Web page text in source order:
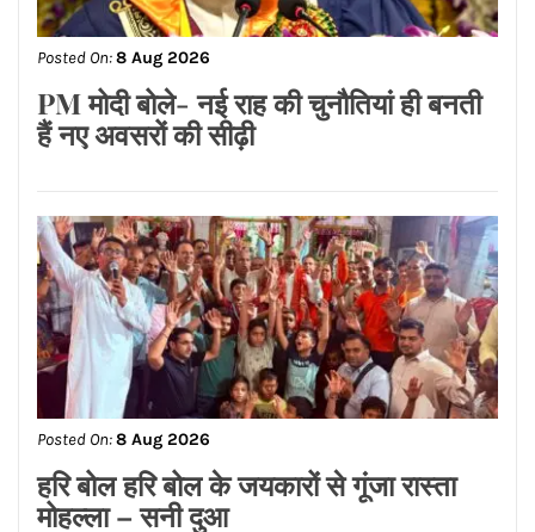
Posted On: 8 Aug 2026
PM मोदी बोले- नई राह की चुनौतियां ही बनती
हैं नए अवसरों की सीढ़ी
Posted On: 8 Aug 2026
हरि बोल हरि बोल के जयकारों से गूंजा रास्ता
मोहल्ला – सनी दुआ